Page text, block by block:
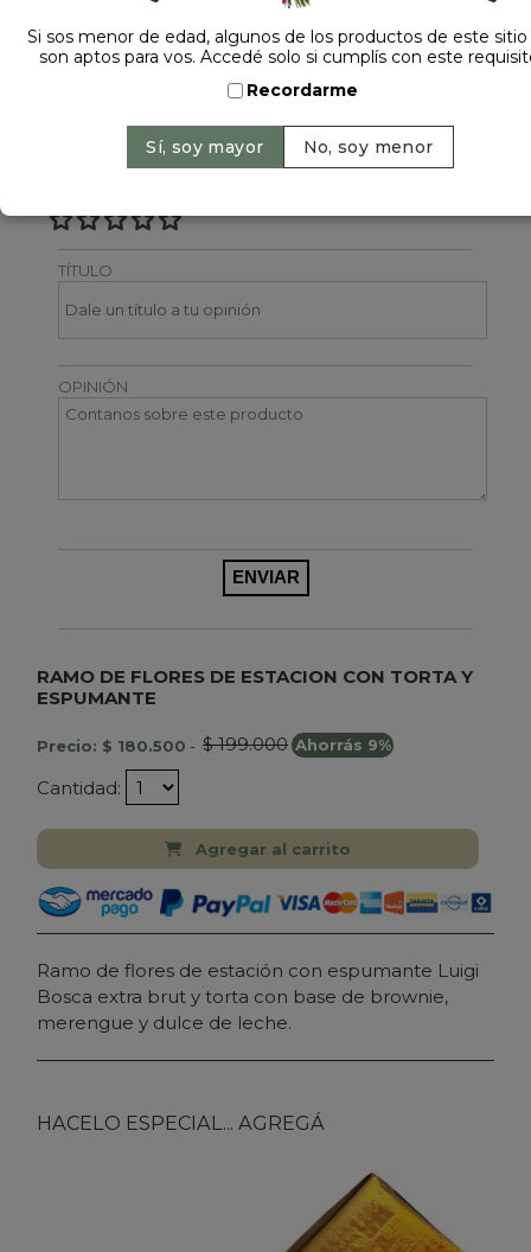
TÍTULO
OPINIÓN
RAMO DE FLORES DE ESTACION CON TORTA Y
ESPUMANTE
Precio: $ 180.500 - $ 199.000 Ahorrás 9%
Cantidad:
Agregar al carrito
Ramo de flores de estación con espumante Luigi
Bosca extra brut y torta con base de brownie,
merengue y dulce de leche.
HACELO ESPECIAL... AGREGÁ
Si sos menor de edad, algunos de los productos de este
son aptos para vos. Accedé solo si cumplís con este
Recordarme